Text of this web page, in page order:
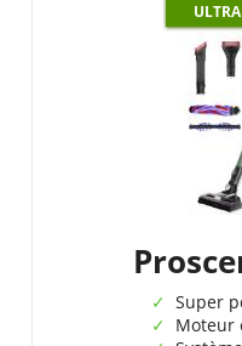
Super
Moteur